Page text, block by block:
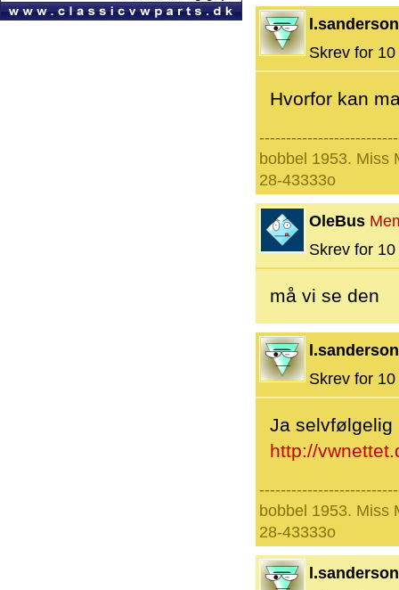
l.sanderson
Skrev for
Hvorfor kan
bobbel 1953. Miss
28-43333o
OleBus
Skrev for
må vi se den
l.sanderson
Skrev for
Ja selvfølgelig
http://
bobbel 1953. Miss
28-43333o
l.sanderson